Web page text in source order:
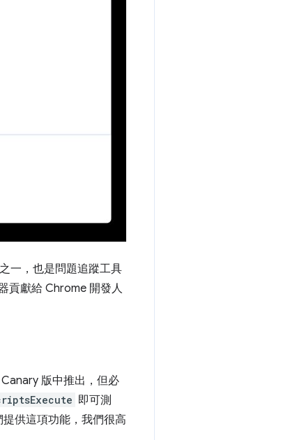
一，也是問題追蹤工具
貢獻給 Chrome 開發人
版中推出，但必
即可測
供這項功能，我們很高